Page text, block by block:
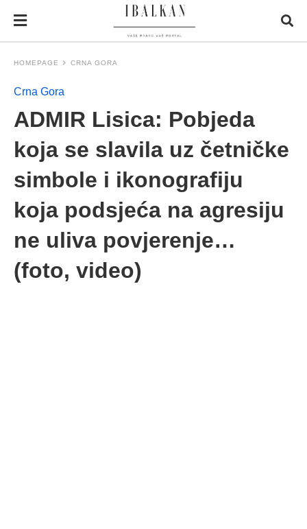
HOMEPAGE CRNA GORA
Crna Gora
ADMIR Lisica: Pobjeda
koja se slavila uz četničke
simbole i ikonografiju
koja podsjeća na agresiju
ne uliva povjerenje…
(foto, video)